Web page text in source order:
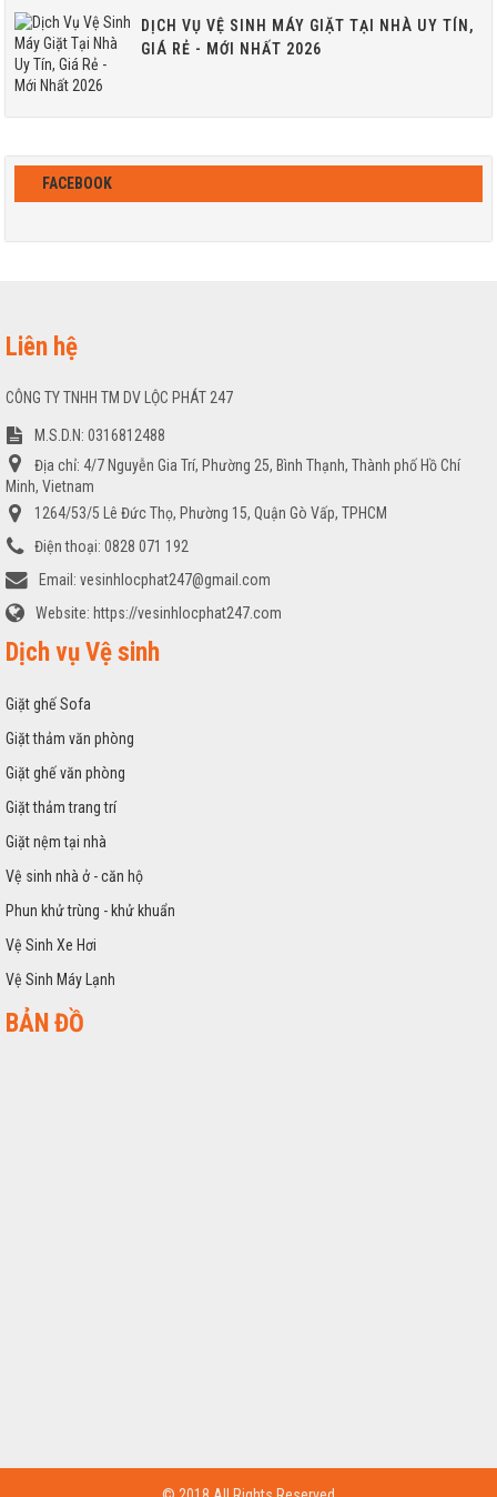
DỊCH VỤ VỆ SINH MÁY GIẶT TẠI NHÀ UY TÍN,
GIÁ RẺ - MỚI NHẤT 2026
FACEBOOK
Liên hệ
CÔNG TY TNHH TM DV LỘC PHÁT 247
M.S.D.N: 0316812488
Địa chỉ: 4/7 Nguyễn Gia Trí, Phường 25, Bình Thạnh, Thành phố Hồ Chí
Minh, Vietnam
1264/53/5 Lê Đức Thọ, Phường 15, Quận Gò Vấp, TPHCM
Điện thoại: 0828 071 192
Email: vesinhlocphat247@gmail.com
Website: https://vesinhlocphat247.com
Dịch vụ Vệ sinh
Giặt ghế Sofa
Giặt thảm văn phòng
Giặt ghế văn phòng
Giặt thảm trang trí
Giặt nệm tại nhà
Vệ sinh nhà ở - căn hộ
Phun khử trùng - khử khuẩn
Vệ Sinh Xe Hơi
Vệ Sinh Máy Lạnh
BẢN ĐỒ